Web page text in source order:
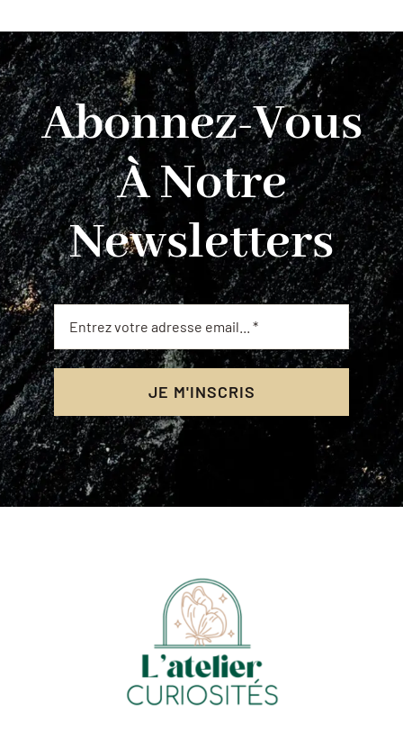
Abonnez-Vous
À Notre
Newsletters
JE M'INSCRIS